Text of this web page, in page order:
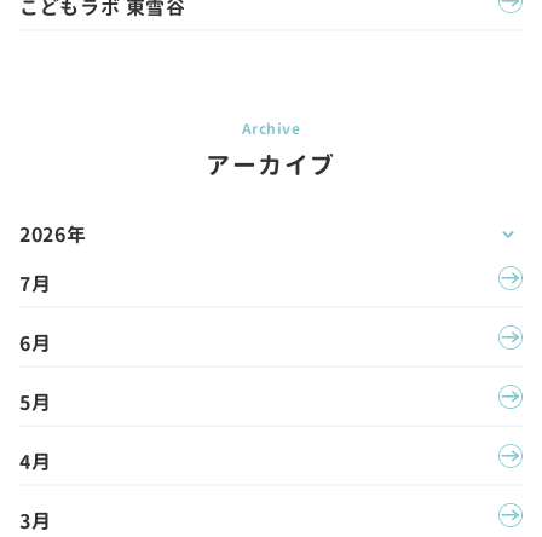
こどもラボ 東雪谷
アーカイブ
2026年
7月
6月
5月
4月
3月